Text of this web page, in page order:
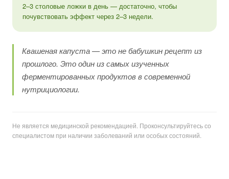
2–3 столовые ложки в день — достаточно, чтобы
почувствовать эффект через 2–3 недели.
Квашеная капуста — это не бабушкин рецепт из
прошлого. Это один из самых изученных
ферментированных продуктов в современной
нутрициологии.
Не является медицинской рекомендацией. Проконсультируйтесь со
специалистом при наличии заболеваний или особых состояний.